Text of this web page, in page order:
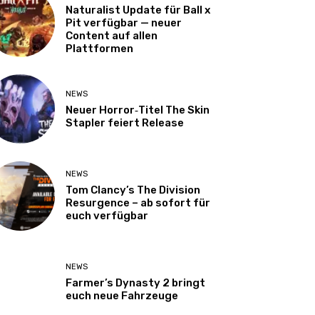
Naturalist Update für Ball x
Pit verfügbar — neuer
Content auf allen
Plattformen
NEWS
Neuer Horror‑Titel The Skin
Stapler feiert Release
NEWS
Tom Clancy’s The Division
Resurgence – ab sofort für
euch verfügbar
NEWS
Farmer’s Dynasty 2 bringt
euch neue Fahrzeuge